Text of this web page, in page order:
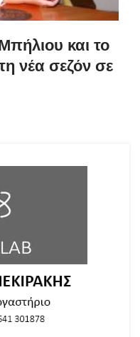
και το
νέα σεζόν σε